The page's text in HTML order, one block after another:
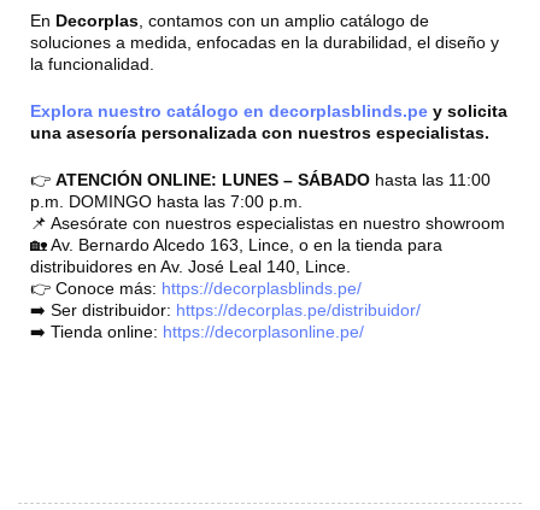
En Decorplas , contamos con un amplio catálogo de
soluciones a medida, enfocadas en la durabilidad, el diseño y
la funcionalidad.
Explora nuestro catálogo en decorplasblinds.pe y solicita
una asesoría personalizada con nuestros especialistas.
👉 ATENCIÓN ONLINE: LUNES – SÁBADO hasta las 11:00
p.m. DOMINGO hasta las 7:00 p.m.
📌 Asesórate con nuestros especialistas en nuestro showroom
🏡 Av. Bernardo Alcedo 163, Lince, o en la tienda para
distribuidores en Av. José Leal 140, Lince.
👉 Conoce más: https://decorplasblinds.pe/
➡️ Ser distribuidor: https://decorplas.pe/distribuidor/
➡️ Tienda online: https://decorplasonline.pe/